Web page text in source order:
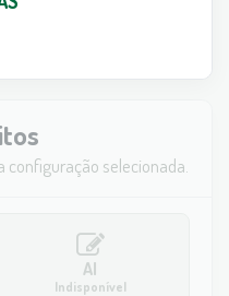
configuração selecionada.
AI
Indisponível